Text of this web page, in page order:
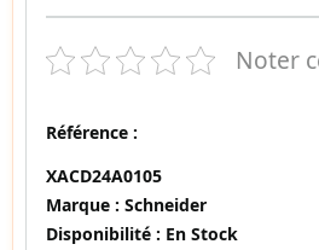
Noter
Référence :
XACD24A0105
Marque : Schneider
Disponibilité : En Stock